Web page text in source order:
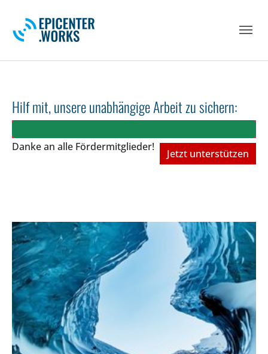
Hilf mit, unsere unabhängige Arbeit zu sichern:
Danke an alle Fördermitglieder!
Jetzt unterstützen